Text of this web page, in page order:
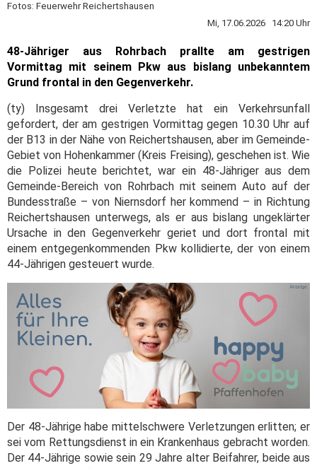
Fotos: Feuerwehr Reichertshausen
Mi, 17.06.2026 14:20 Uhr
48-Jähriger aus Rohrbach prallte am gestrigen
Vormittag mit seinem Pkw aus bislang unbekanntem
Grund frontal in den Gegenverkehr.
(ty) Insgesamt drei Verletzte hat ein Verkehrsunfall
gefordert, der am gestrigen Vormittag gegen 10.30 Uhr auf
der B13 in der Nähe von Reichertshausen, aber im Gemeinde-
Gebiet von Hohenkammer (Kreis Freising), geschehen ist. Wie
die Polizei heute berichtet, war ein 48-Jähriger aus dem
Gemeinde-Bereich von Rohrbach mit seinem Auto auf der
Bundesstraße – von Niernsdorf her kommend – in Richtung
Reichertshausen unterwegs, als er aus bislang ungeklärter
Ursache in den Gegenverkehr geriet und dort frontal mit
einem entgegenkommenden Pkw kollidierte, der von einem
44-Jährigen gesteuert wurde.
Der 48-Jährige habe mittelschwere Verletzungen erlitten; er
sei vom Rettungsdienst in ein Krankenhaus gebracht worden.
Der 44-Jährige sowie sein 29 Jahre alter Beifahrer, beide aus